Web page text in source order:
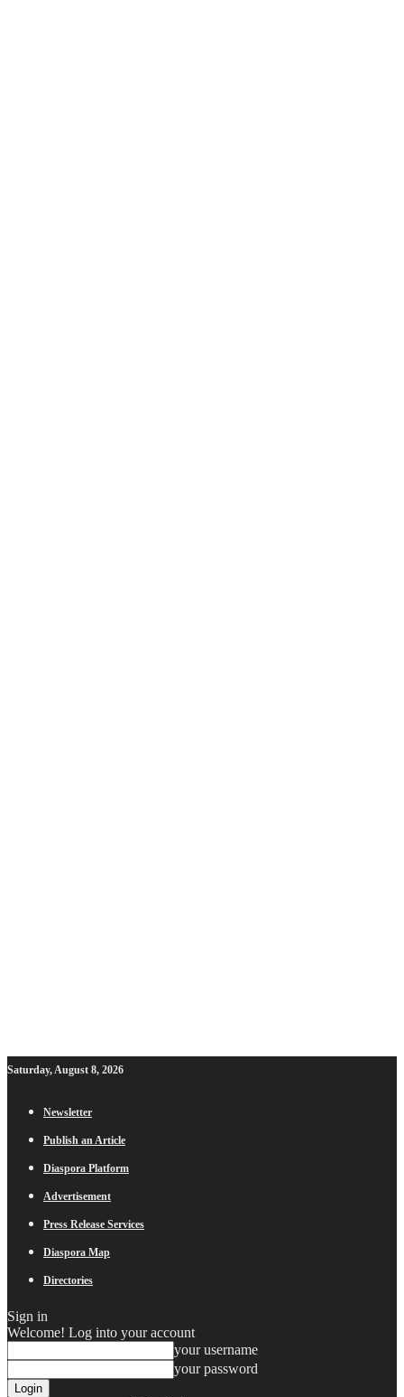
Saturday, August 8, 2026
Newsletter
Publish an Article
Diaspora Platform
Advertisement
Press Release Services
Diaspora Map
Directories
Sign in
Welcome! Log into your account
your username
your password